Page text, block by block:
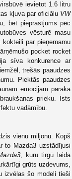
ievietot 1.6 litru
kļuva par oficiālu VW
bet pieprasījums pēc
vēsturē masu
par pieņemamu
pocket rocket
sīva konkurence ar
trešās paaudzes
Piektās paaudzes
emocijām pārākā
prieku. Īsts
vadāmību.
vienu miljonu. Kopš
to Mazda3 uzstādījusi
, kuru tirgū laida
grūts uzdevums,
izvēlas šo modeli tieši